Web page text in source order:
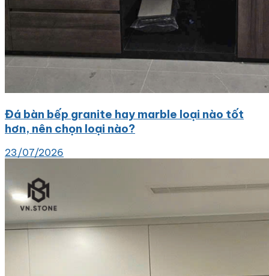
Đá bàn bếp granite hay marble loại nào tốt
hơn, nên chọn loại nào?
23/07/2026